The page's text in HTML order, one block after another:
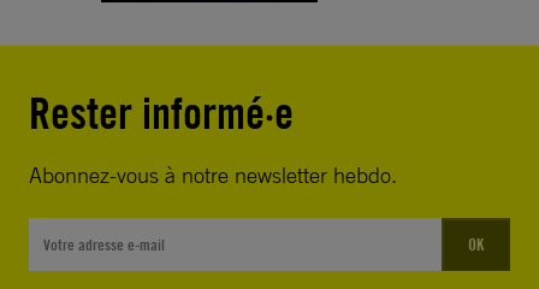
Rester informé·e
Abonnez-vous à notre newsletter hebdo.
OK